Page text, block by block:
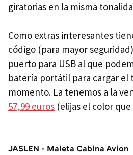
giratorias en la misma
Como extras interesantes
código (para mayor
puerto para USB al que
batería portátil para cargar
momento. La tenemos a la
57,99 euros (elijas el color que
JASLEN - Maleta Cabina Avion